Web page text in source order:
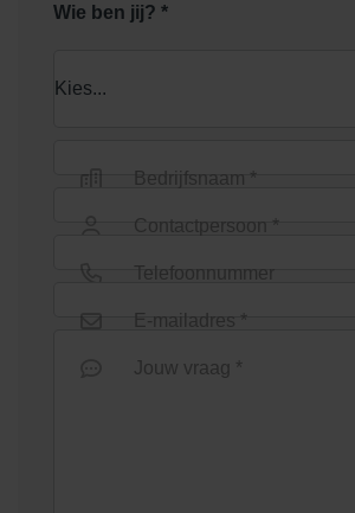
Wie ben jij? *
Bedrijfsnaam *
Contactpersoon *
Telefoonnummer
E-mailadres *
Jouw vraag *